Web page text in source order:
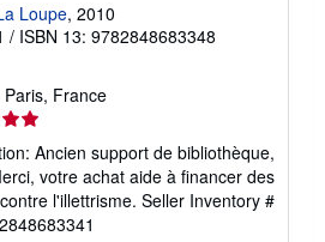
Loupe, 2010
/ ISBN 13: 9782848683348
Paris, France
Ancien support de bibliothèque,
votre achat aide à financer des
l'illettrisme. Seller Inventory #